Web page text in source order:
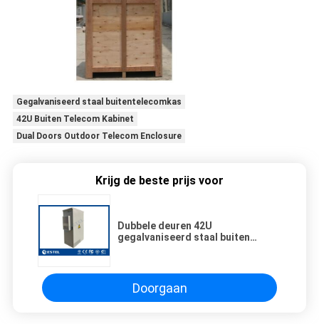
Gegalvaniseerd staal buitentelecomkas
42U Buiten Telecom Kabinet
Dual Doors Outdoor Telecom Enclosure
Krijg de beste prijs voor
Dubbele deuren 42U
gegalvaniseerd staal buiten
Doorgaan